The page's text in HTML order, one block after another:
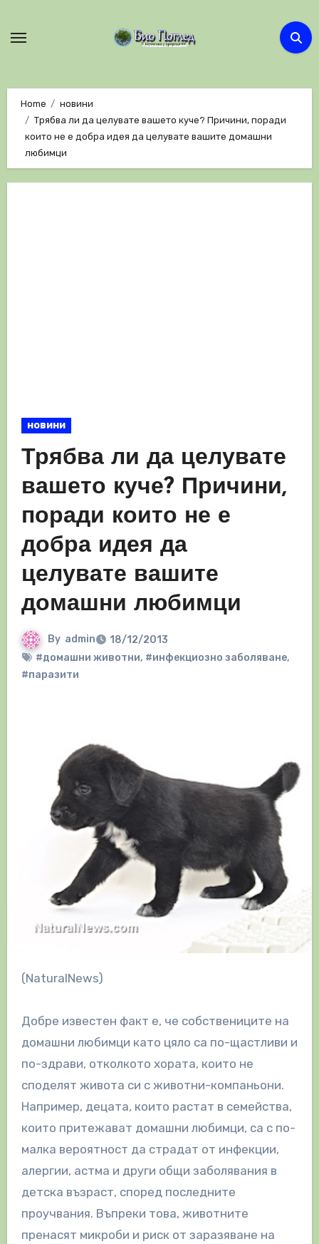
Home
новини
Трябва ли да целувате вашето куче? Причини, поради
които не е добра идея да целувате вашите домашни
любимци
новини
Трябва ли да целувате
вашето куче? Причини,
поради които не е
добра идея да
целувате вашите
домашни любимци
By admin
18/12/2013
#домашни животни, #инфекциозно заболяване,
#паразити
(NaturalNews)
Добре известен факт е, че собствениците на
домашни любимци като цяло са по-щастливи и
по-здрави, отколкото хората, които не
споделят живота си с животни-компаньони.
Например, децата, които растат в семейства,
които притежават домашни любимци, са с по-
малка вероятност да страдат от инфекции,
алергии, астма и други общи заболявания в
детска възраст, според последните
проучвания. Въпреки това, животните
пренасят микроби и риск от заразяване на